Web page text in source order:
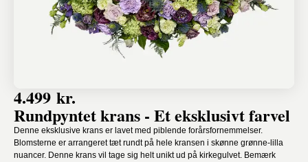
4.499 kr.
Rundpyntet krans - Et eksklusivt farvel
Denne eksklusive krans er lavet med piblende forårsfornemmelser.
Blomsterne er arrangeret tæt rundt på hele kransen i skønne grønne-lilla
nuancer. Denne krans vil tage sig helt unikt ud på kirkegulvet. Bemærk